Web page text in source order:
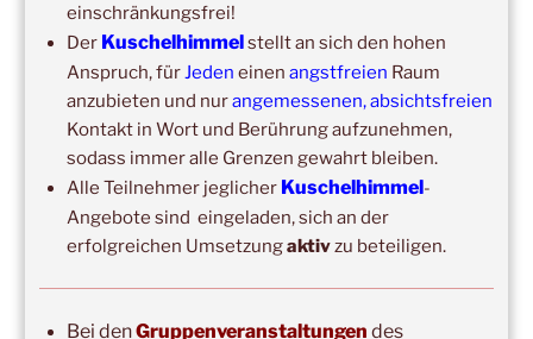
Kuschelhimmel 6h
Wochenend-Event,17. Oktober 2026 –18. Oktober
2026–Wochenende für 2:1 Ausbildung
einschränkungsfrei!
Der Kuschelhimmelstellt an sich den hohen
Anspruch, fürJeden einen angstfreien Raum
anzubieten und nurangemessenen, absichtsfreien
Kontakt in Wort und Berührung aufzunehmen,
sodass immer alle Grenzen gewahrt bleiben.
Alle Teilnehmer jeglicher Kuschelhimmel-
Angebote sind eingeladen, sich an der
erfolgreichen Umsetzungaktivzu beteiligen.
Bei denGruppenveranstaltungen des